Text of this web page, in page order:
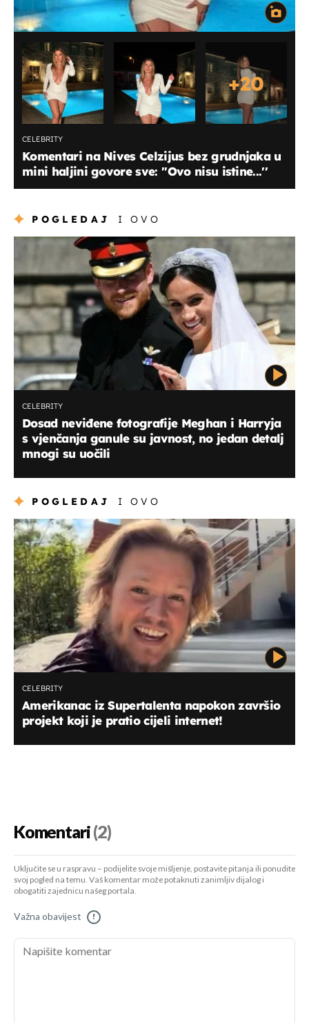
+20
CELEBRITY
Komentari na Nives Celzijus bez grudnjaka u
mini haljini govore sve: ''Ovo nisu istine...''
POGLEDAJ I OVO
CELEBRITY
Dosad neviđene fotografije Meghan i Harryja
s vjenčanja ganule su javnost, no jedan detalj
mnogi su uočili
POGLEDAJ I OVO
CELEBRITY
Amerikanac iz Supertalenta napokon završio
projekt koji je pratio cijeli internet!
Komentari(2)
Uključite se u raspravu – podijelite svoje mišljenje, postavite pitanja ili ponudite
svoj pogled na temu. Vaš komentar može potaknuti zanimljiv dijalog i
obogatiti zajednicu našeg portala.
Važna obavijest !